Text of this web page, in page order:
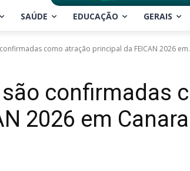
SAÚDE EDUCAÇÃO GERAIS
como atração principal da FEICAN 2026
confirmadas
2026 em